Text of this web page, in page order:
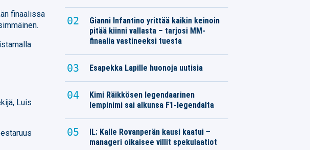
finaalissa
Luis
Gianni Infantino yrittää kaikin keinoin
pitää kiinni vallasta – tarjosi MM-
finaalia vastineeksi tuesta
Esapekka Lapille huonoja uutisia
Kimi Räikkösen legendaarinen
lempinimi sai alkunsa F1-legendalta
IL: Kalle Rovanperän kausi kaatui –
manageri oikaisee villit spekulaatiot